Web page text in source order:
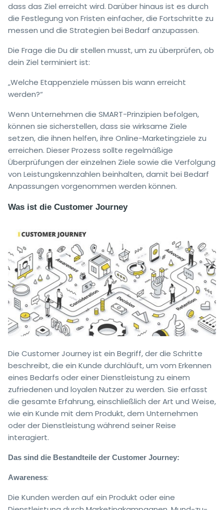
dass das Ziel erreicht wird. Darüber hinaus ist es durch
die Festlegung von Fristen einfacher, die Fortschritte zu
messen und die Strategien bei Bedarf anzupassen.
Die Frage die Du dir stellen musst, um zu überprüfen, ob
dein Ziel terminiert ist:
„Welche Etappenziele müssen bis wann erreicht
werden?“
Wenn Unternehmen die SMART-Prinzipien befolgen,
können sie sicherstellen, dass sie wirksame Ziele
setzen, die ihnen helfen, ihre Online-Marketingziele zu
erreichen. Dieser Prozess sollte regelmäßige
Überprüfungen der einzelnen Ziele sowie die Verfolgung
von Leistungskennzahlen beinhalten, damit bei Bedarf
Anpassungen vorgenommen werden können.
Was ist die Customer Journey
Die Customer Journey ist ein Begriff, der die Schritte
beschreibt, die ein Kunde durchläuft, um vom Erkennen
eines Bedarfs oder einer Dienstleistung zu einem
zufriedenen und loyalen Nutzer zu werden. Sie erfasst
die gesamte Erfahrung, einschließlich der Art und Weise,
wie ein Kunde mit dem Produkt, dem Unternehmen
oder der Dienstleistung während seiner Reise
interagiert.
Das sind die Bestandteile der Customer Journey:
Awareness:
Die Kunden werden auf ein Produkt oder eine